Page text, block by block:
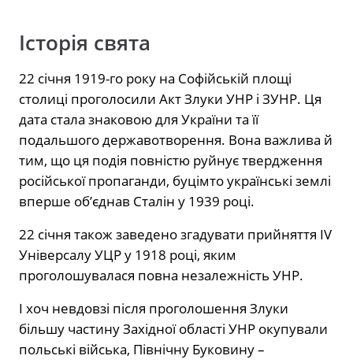
Історія свята
22 січня 1919-го року на Софійській площі
столиці проголосили Акт Злуки УНР і ЗУНР. Ця
дата стала знаковою для України та її
подальшого державотворення. Вона важлива й
тим, що ця подія повністю руйнує твердження
російської пропаганди, буцімто українські землі
вперше об’єднав Сталін у 1939 році.
22 січня також заведено згадувати прийняття IV
Універсалу УЦР у 1918 році, яким
проголошувалася повна незалежність УНР.
І хоч невдовзі після проголошення Злуки
більшу частину Західної області УНР окупували
польські війська, Північну Буковину –